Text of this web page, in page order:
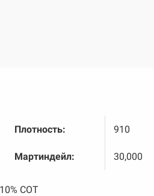
Плотность: 910
Мартиндейл: 30,000
COT